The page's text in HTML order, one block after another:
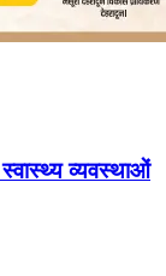
व्यवस्थाओं